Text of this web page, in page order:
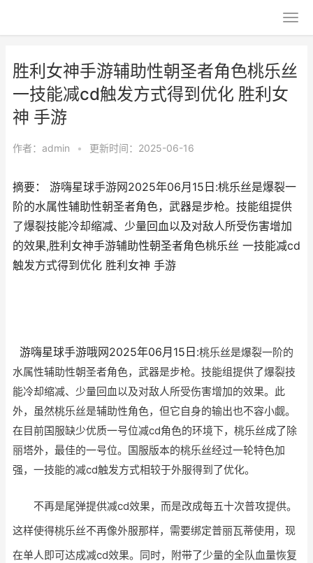
胜利女神手游辅助性朝圣者角色桃乐丝
一技能减cd触发方式得到优化 胜利女
神 手游
作者： admin • 更新时间：2025-06-16
摘要： 游嗨星球手游网2025年06月15日:桃乐丝是爆裂一
阶的水属性辅助性朝圣者角色，武器是步枪。技能组提供
了爆裂技能冷却缩减、少量回血以及对敌人所受伤害增加
的效果,胜利女神手游辅助性朝圣者角色桃乐丝 一技能减cd
触发方式得到优化 胜利女神 手游
游嗨星球手游哦网2025年06月15日:桃乐丝是爆裂一阶的
水属性辅助性朝圣者角色，武器是步枪。技能组提供了爆裂技
能冷却缩减、少量回血以及对敌人所受伤害增加的效果。此
外，虽然桃乐丝是辅助性角色，但它自身的输出也不容小觑。
在目前国服缺少优质一号位减cd角色的环境下，桃乐丝成了除
丽塔外，最佳的一号位。国服版本的桃乐丝经过一轮特色加
强，一技能的减cd触发方式相较于外服得到了优化。
不再是尾弹提供减cd效果，而是改成每五十次普攻提供。
这样使得桃乐丝不再像外服那样，需要绑定普丽瓦蒂使用，现
在单人即可达成减cd效果。同时，附带了少量的全队血量恢复